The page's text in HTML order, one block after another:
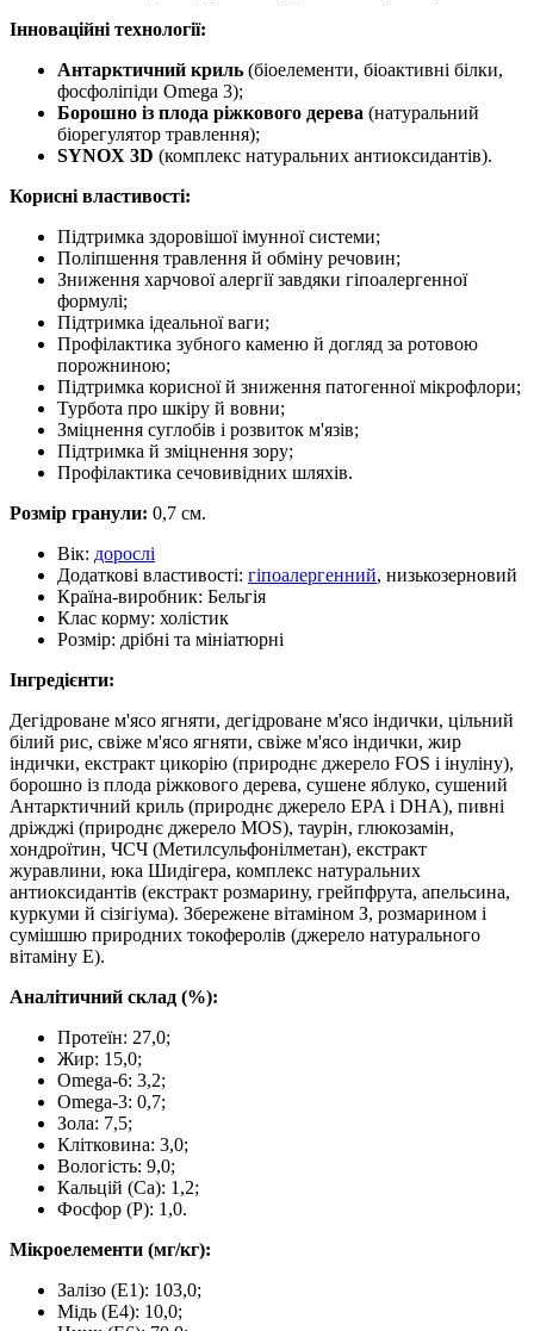
Інноваційні технології:
Антарктичний криль (біоелементи, біоактивні білки,
фосфоліпіди Omega 3);
Борошно із плода ріжкового дерева (натуральний
біорегулятор травлення);
SYNOX 3D (комплекс натуральних антиоксидантів).
Корисні властивості:
Підтримка здоровішої імунної системи;
Поліпшення травлення й обміну речовин;
Зниження харчової алергії завдяки гіпоалергенної
формулі;
Підтримка ідеальної ваги;
Профілактика зубного каменю й догляд за ротовою
порожниною;
Підтримка корисної й зниження патогенної мікрофлори;
Турбота про шкіру й вовни;
Зміцнення суглобів і розвиток м'язів;
Підтримка й зміцнення зору;
Профілактика сечовивідних шляхів.
Розмір гранули: 0,7 см.
Вік: дорослі
Додаткові властивості: гіпоалергенний, низькозерновий
Країна-виробник: Бельгія
Клас корму: холістик
Розмір: дрібні та мініатюрні
Інгредієнти:
Дегідроване м'ясо ягняти, дегідроване м'ясо індички, цільний
білий рис, свіже м'ясо ягняти, свіже м'ясо індички, жир
індички, екстракт цикорію (природнє джерело FOS і інуліну),
борошно із плода ріжкового дерева, сушене яблуко, сушений
Антарктичний криль (природнє джерело EPA і DHA), пивні
дріжджі (природнє джерело MOS), таурін, глюкозамін,
хондроїтин, ЧСЧ (Метилсульфонілметан), екстракт
журавлини, юка Шидігера, комплекс натуральних
антиоксидантів (екстракт розмарину, грейпфрута, апельсина,
куркуми й сізігіума). Збережене вітаміном З, розмарином і
сумішшю природних токоферолів (джерело натурального
вітаміну Е).
Аналітичний склад (%):
Протеїн: 27,0;
Жир: 15,0;
Omega-6: 3,2;
Omega-3: 0,7;
Зола: 7,5;
Клітковина: 3,0;
Вологість: 9,0;
Кальцій (Са): 1,2;
Фосфор (P): 1,0.
Мікроелементи (мг/кг):
Залізо (E1): 103,0;
Мідь (Е4): 10,0;